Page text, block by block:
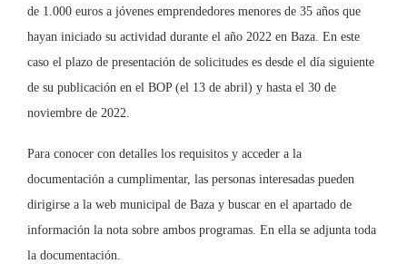
de 1.000 euros a jóvenes emprendedores menores de 35 años que
hayan iniciado su actividad durante el año 2022 en Baza. En este
caso el plazo de presentación de solicitudes es desde el día siguiente
de su publicación en el BOP (el 13 de abril) y hasta el 30 de
noviembre de 2022.
Para conocer con detalles los requisitos y acceder a la
documentación a cumplimentar, las personas interesadas pueden
dirigirse a la web municipal de Baza y buscar en el apartado de
información la nota sobre ambos programas. En ella se adjunta toda
la documentación.